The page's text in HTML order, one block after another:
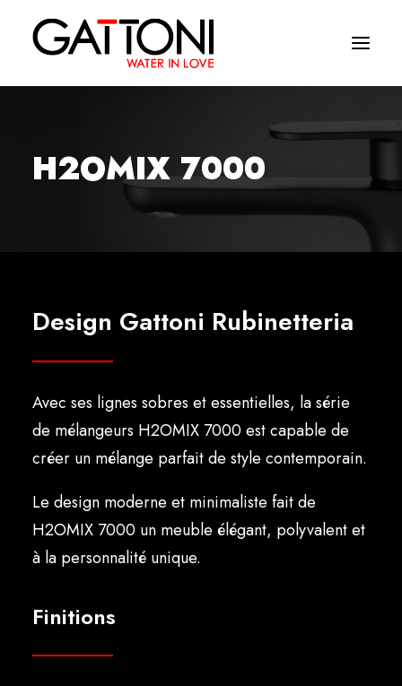
Environnements
Où acheter
Français
H2OMIX 7000
Design Gattoni Rubinetteria
Avec ses lignes sobres et essentielles, la série
de mélangeurs H2OMIX 7000 est capable de
créer un mélange parfait de style contemporain.
Le design moderne et minimaliste fait de
H2OMIX 7000 un meuble élégant, polyvalent et
à la personnalité unique.
Finitions